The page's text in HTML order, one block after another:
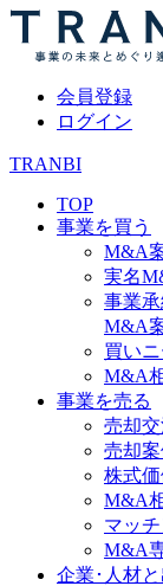
会員登録
ログイン
TRANBI
TOP
事業を買う
M&A
実名
事業
M&A
買い
M&A
事業を売る
売却
売却
株式
M&A
マッ
M&A
企業･人材と